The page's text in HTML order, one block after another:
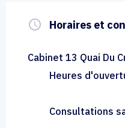
query_builder Horaires et
Cabinet 13 Quai Du
Heures
Consultations